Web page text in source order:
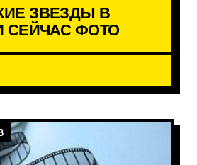
ЗВЕЗДЫ В
СЕЙЧАС ФОТО